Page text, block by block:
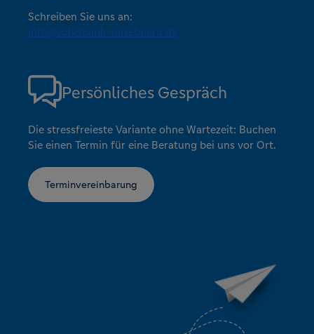
Schreiben Sie uns an:
info@volksbank-reisebuero.de
Persönliches Gespräch
Die stressfreieste Variante ohne Wartezeit: Buchen
Sie einen Termin für eine Beratung bei uns vor Ort.
Terminvereinbarung